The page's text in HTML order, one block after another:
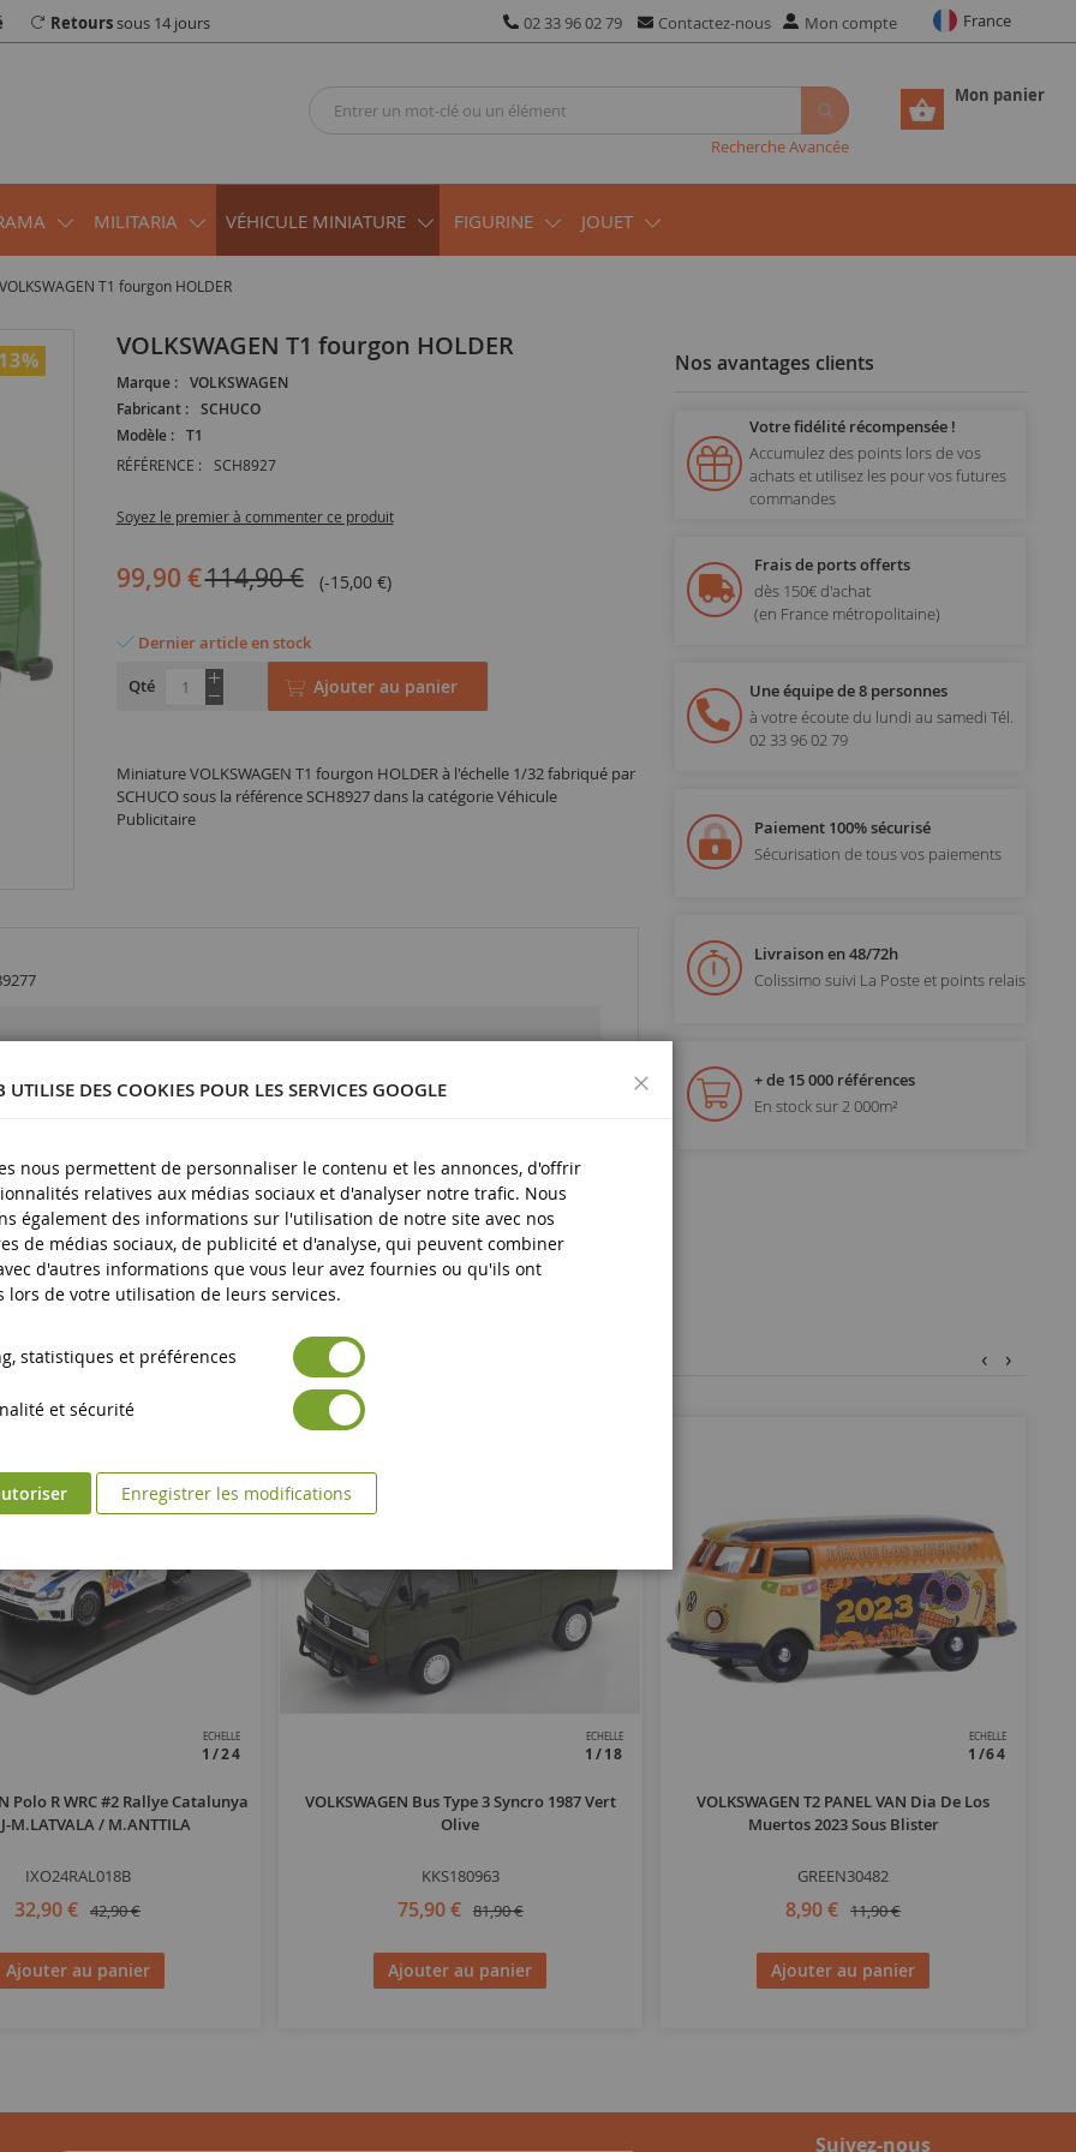
Retourssous 14 jours 02 33 96 02 79 Contactez-nous Mon compte France
Mon panier
Recherche Avancée
MILITARIA VÉHICULE MINIATURE FIGURINE JOUET
VOLKSWAGEN T1 fourgon HOLDER
% VOLKSWAGEN T1 fourgon HOLDER
Marque :
VOLKSWAGEN
Fabricant :
SCHUCO
Modèle :
T1
RÉFÉRENCE : SCH8927
Soyez le premier à commenter ce produit
99,90 €114,90 € (-15,00 €)
Dernier article en stock
Qté
Ajouter au panier
Miniature VOLKSWAGEN T1 fourgon HOLDER à l'échelle 1/32 fabriqué par
SCHUCO sous la référence SCH8927 dans la catégorie Véhicule
Publicitaire
Nos avantages clients
Votre fidélité récompensée !
Accumulez des points lors de vos
achats et utilisez les pour vos futures
commandes
Frais de ports offerts
dès 150€ d'achat
(en France métropolitaine)
Une équipe de 8 personnes
à votre écoute du lundi au samedi Tél.
02 33 96 02 79
Paiement 100% sécurisé
Sécurisation de tous vos paiements
Livraison en 48/72h
Colissimo suivi La Poste et points relais
+ de 15 000 références
En stock sur 2 000m²
ECHELLE
1/24
Polo R WRC #2 Rallye Catalunya
M.LATVALA / M.ANTTILA
IXO24RAL018B
32,90 € 42,90 €
Ajouter au panier
ECHELLE
1/18
VOLKSWAGEN Bus Type 3 Syncro 1987 Vert
Olive
KKS180963
75,90 € 81,90 €
Ajouter au panier
ECHELLE
1/64
VOLKSWAGEN T2 PANEL VAN Dia De Los
Muertos 2023 Sous Blister
GREEN30482
8,90 € 11,90 €
Ajouter au panier
‹ ›
Suivez-nous
UTILISE DES COOKIES POUR LES SERVICES GOOGLE
Fermer
nous permettent de personnaliser le contenu et les annonces, d'offrir
relatives aux médias sociaux et d'analyser notre trafic. Nous
également des informations sur l'utilisation de notre site avec nos
de médias sociaux, de publicité et d'analyse, qui peuvent combiner
d'autres informations que vous leur avez fournies ou qu'ils ont
lors de votre utilisation de leurs services.
statistiques et préférences
et sécurité
Enregistrer les modifications